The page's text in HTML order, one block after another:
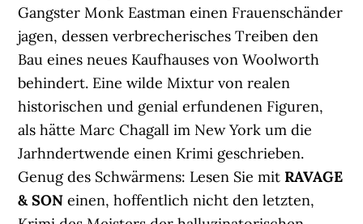
Gangster Monk Eastman einen Frauenschänder
jagen, dessen verbrecherisches Treiben den
Bau eines neues Kaufhauses von Woolworth
behindert. Eine wilde Mixtur von realen
historischen und genial erfundenen Figuren,
als hätte Marc Chagall im New York um die
Jarhndertwende einen Krimi geschrieben.
Genug des Schwärmens: Lesen Sie mitRAVAGE
& SONeinen, hoffentlich nicht den letzten,